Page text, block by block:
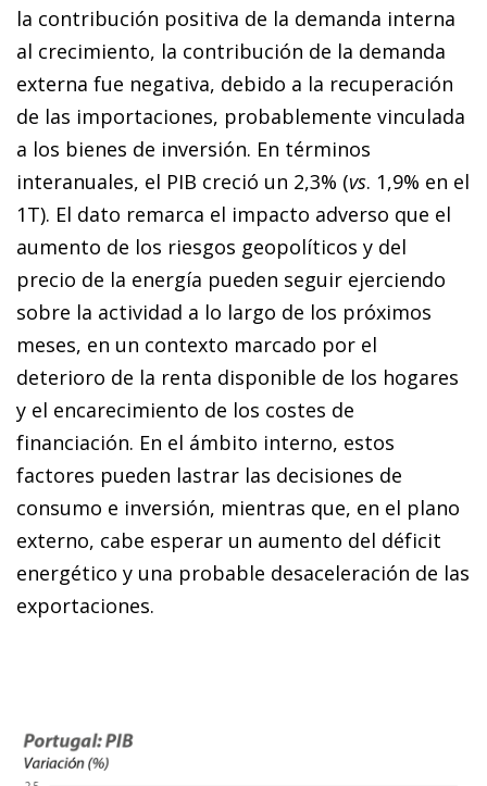
la contribución positiva de la demanda interna
al crecimiento, la contribución de la demanda
externa fue negativa, debido a la recuperación
de las importaciones, probablemente vinculada
a los bienes de inversión. En términos
interanuales, el PIB creció un 2,3% (vs. 1,9% en el
1T). El dato remarca el impacto adverso que el
aumento de los riesgos geopolíticos y del
precio de la energía pueden seguir ejerciendo
sobre la actividad a lo largo de los próximos
meses, en un contexto marcado por el
deterioro de la renta disponible de los hogares
y el encarecimiento de los costes de
financiación. En el ámbito interno, estos
factores pueden lastrar las decisiones de
consumo e inversión, mientras que, en el plano
externo, cabe esperar un aumento del déficit
energético y una probable desaceleración de las
exportaciones.